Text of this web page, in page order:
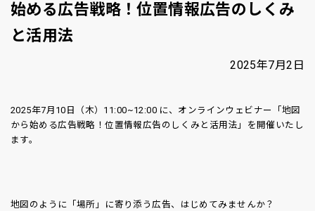
始める広告戦略！位置情報広告のしくみ
と活用法
2025年7月2日
2025年7月10日（木）11:00~12:00 に、オンラインウェビナー「地図
から始める広告戦略！位置情報広告のしくみと活用法」を開催いたし
ます。
地図のように「場所」に寄り添う広告、はじめてみませんか？